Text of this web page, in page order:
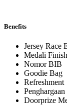
Benefits
Jersey Race
Medali
Nomor BIB
Goodie Bag
Refreshment
Doorprize